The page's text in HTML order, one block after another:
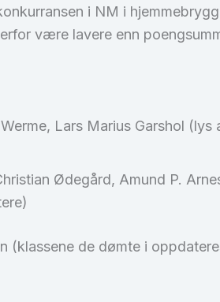
i NM i
være lavere enn
Lars Marius Garshol
Ødegård, Amund P.
(klassene de dømte i